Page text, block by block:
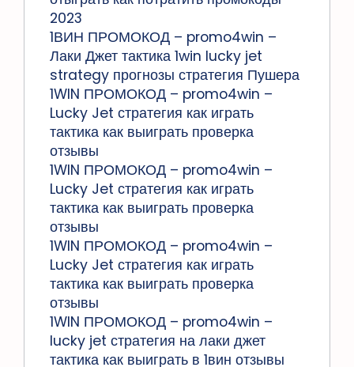
2023
1ВИН ПРОМОКОД – promo4win –
Лаки Джет тактика 1win lucky jet
strategy прогнозы стратегия Пушера
1WIN ПРОМОКОД – promo4win –
Lucky Jet стратегия как играть
тактика как выиграть проверка
отзывы
1WIN ПРОМОКОД – promo4win –
Lucky Jet стратегия как играть
тактика как выиграть проверка
отзывы
1WIN ПРОМОКОД – promo4win –
Lucky Jet стратегия как играть
тактика как выиграть проверка
отзывы
1WIN ПРОМОКОД – promo4win –
lucky jet стратегия на лаки джет
тактика как выиграть в 1вин отзывы